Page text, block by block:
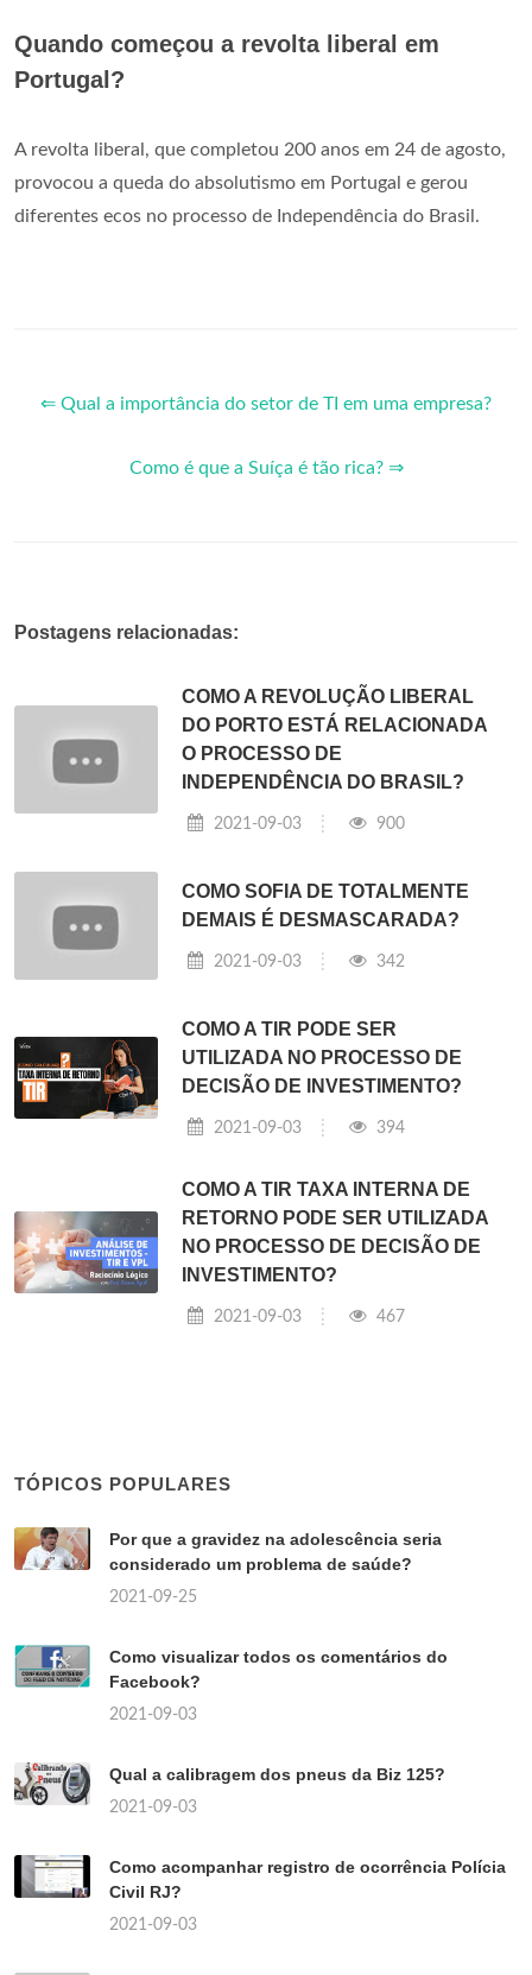
Quando começou a revolta liberal em
Portugal?
A revolta liberal, que completou 200 anos em 24 de agosto,
provocou a queda do absolutismo em Portugal e gerou
diferentes ecos no processo de Independência do Brasil.
⇐ Qual a importância do setor de TI em uma empresa?
Como é que a Suíça é tão rica? ⇒
Postagens relacionadas:
COMO A REVOLUÇÃO LIBERAL
DO PORTO ESTÁ RELACIONADA
O PROCESSO DE
INDEPENDÊNCIA DO BRASIL?
2021-09-03 900
COMO SOFIA DE TOTALMENTE
DEMAIS É DESMASCARADA?
2021-09-03 342
COMO A TIR PODE SER
UTILIZADA NO PROCESSO DE
DECISÃO DE INVESTIMENTO?
2021-09-03 394
COMO A TIR TAXA INTERNA DE
RETORNO PODE SER UTILIZADA
NO PROCESSO DE DECISÃO DE
INVESTIMENTO?
2021-09-03 467
TÓPICOS POPULARES
Por que a gravidez na adolescência seria
considerado um problema de saúde?
2021-09-25
Como visualizar todos os comentários do
Facebook?
2021-09-03
Qual a calibragem dos pneus da Biz 125?
2021-09-03
Como acompanhar registro de ocorrência Polícia
Civil RJ?
2021-09-03